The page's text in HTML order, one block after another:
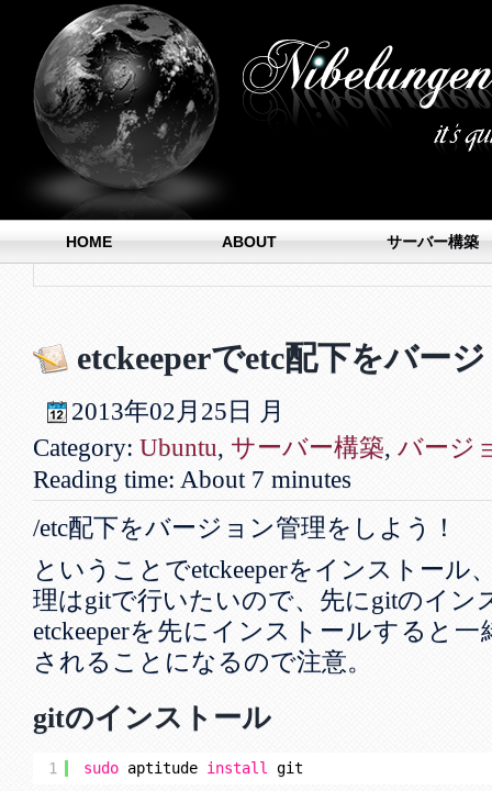
HOME ABOUT サーバー構築
etckeeperでetc配下をバー
2013年02月 25日 月
Category: Ubuntu, サーバー構築, バージ
Reading time: About 7 minutes
/etc配下をバージョン管理をしよう！
ということでetckeeperをインストール
理はgitで行いたいので、先にgitのイン
etckeeperを先にインストールすると
されることになるので注意。
gitのインストール
1 sudo aptitude install git